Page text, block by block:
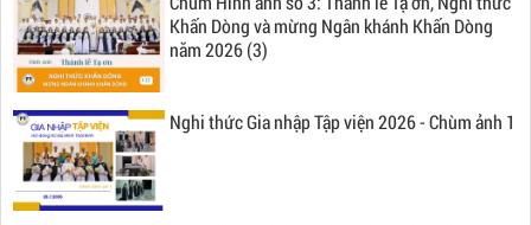
Khấn Dòng và mừng Ngân khánh Khấn Dòng
năm 2026 (3)
Nghi thức Gia nhập Tập viện 2026 - Chùm ảnh 1